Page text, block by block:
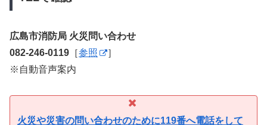
広島市消防局 火災問い合わせ
082-246-0119 ［参照
］
※自動音声案内
火災や災害の問い合わせのために119番へ電話をして